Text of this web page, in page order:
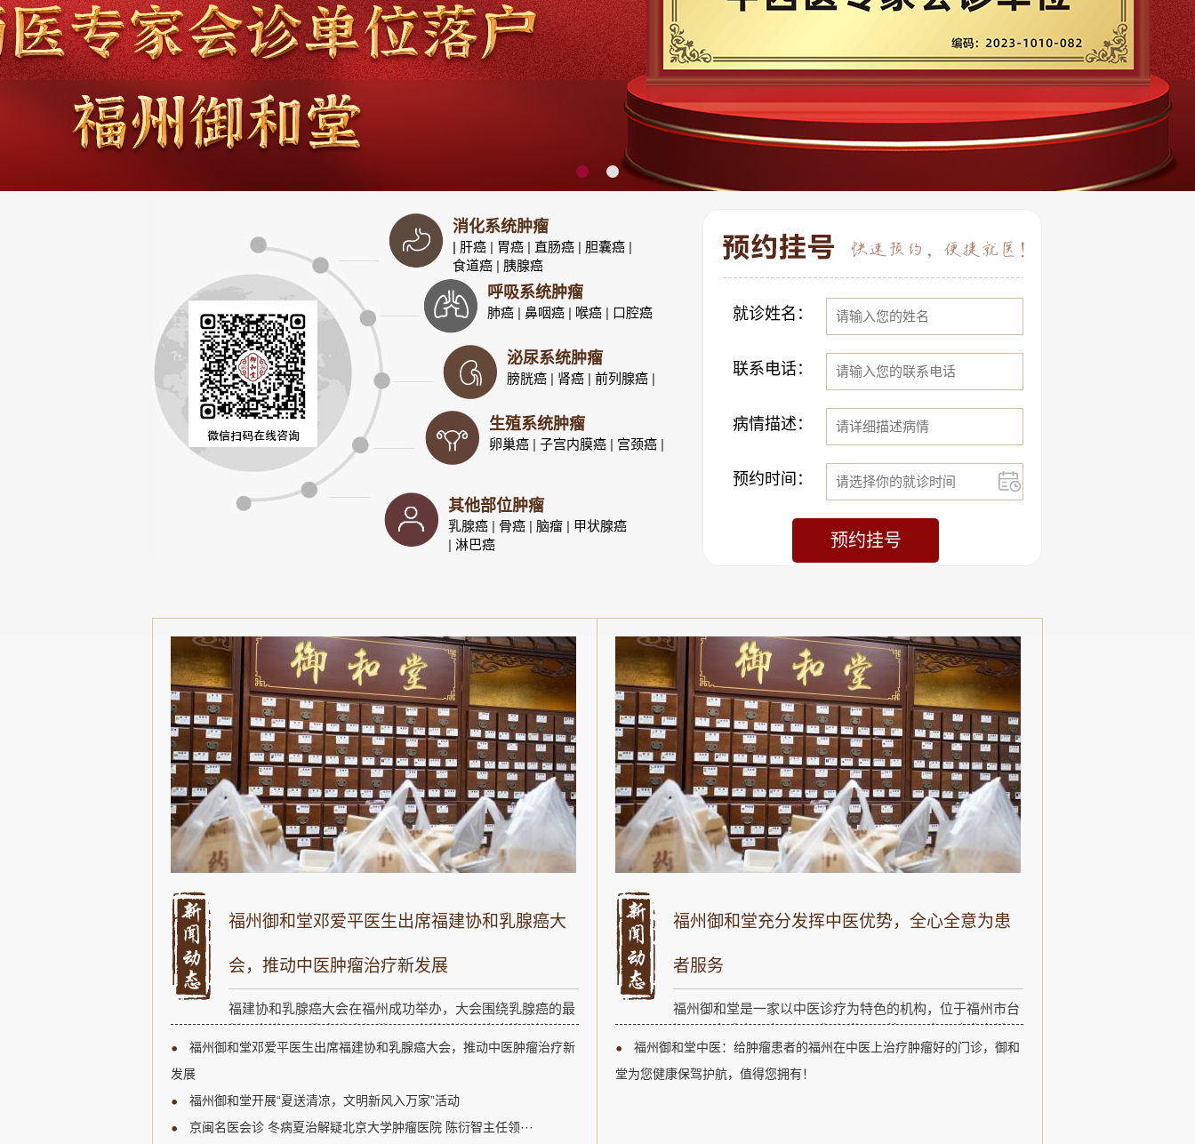
消化系统肿瘤
| 肝癌 | 胃癌 | 直肠癌 | 胆囊癌 |
食道癌 | 胰腺癌
呼吸系统肿瘤
肺癌 | 鼻咽癌 | 喉癌 | 口腔癌
泌尿系统肿瘤
膀胱癌 | 肾癌 | 前列腺癌 |
生殖系统肿瘤
卵巢癌 | 子宫内膜癌 | 宫颈癌 |
其他部位肿瘤
乳腺癌 | 骨癌 | 脑瘤 | 甲状腺癌
| 淋巴癌
就诊姓名：
联系电话：
病情描述：
预约时间：
福州御和堂邓爱平医生出席福建协和乳腺癌大
会，推动中医肿瘤治疗新发展
福建协和乳腺癌大会在福州成功举办，大会围绕乳腺癌的最
新研究进展、临床诊疗规范以及多学科综合治疗等关键议题
展开深入讨论，为福建省乳腺癌诊疗领域的专业人士提供了
肿瘤领域的知名专家，受邀参加了此次盛会。在会议期间，
福州御和堂邓爱平医生出席福建协和乳腺癌大会，推动中医肿瘤治疗新
发展
福州御和堂开展“夏送清凉，文明新风入万家”活动
京闽名医会诊 冬病夏治解疑北京大学肿瘤医院 陈衍智主任领···
福州御和堂充分发挥中医优势，全心全意为患
者服务
福州御和堂是一家以中医诊疗为特色的机构，位于福州市台
江区。自成立以来，福州御和堂以医德、医术、追求卓越和
关爱生命为核心价值观，以治疗肿瘤疾病、常见病和疑难杂
病为特色。该机构采用中医特色诊疗形式，发扬了名老中医
福州御和堂中医：给肿瘤患者的福州在中医上治疗肿瘤好的门诊，御和
堂为您健康保驾护航，值得您拥有！